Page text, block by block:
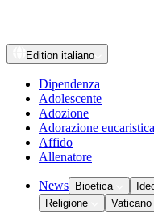
Edition italiano
Dipendenza
Adolescente
Adozione
Adorazione eucaristica
Affido
Allenatore
News Bioetica
Religione
Vaticano